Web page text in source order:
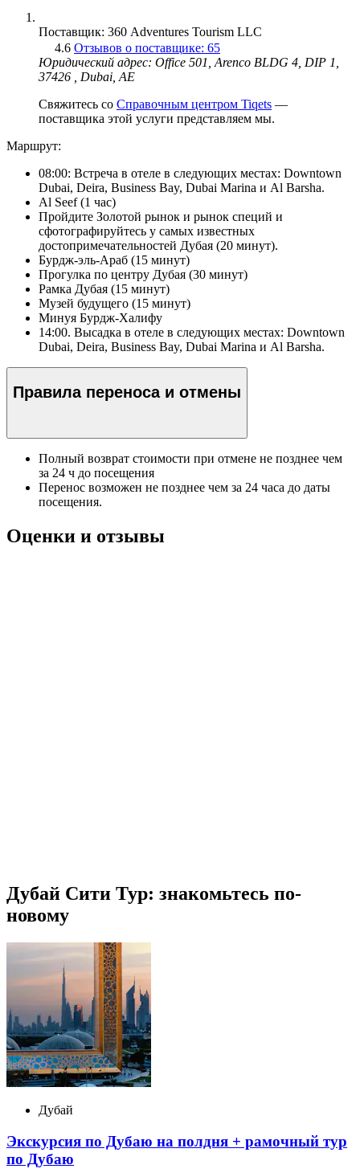
Поставщик: 360 Adventures Tourism LLC
4.6 Отзывов о поставщике: 65
Юридический адрес: Office 501, Arenco BLDG 4, DIP 1,
37426 , Dubai, AE
Свяжитесь со Справочным центром Tiqets —
поставщика этой услуги представляем мы.
Маршрут:
08:00: Встреча в отеле в следующих местах: Downtown
Dubai, Deira, Business Bay, Dubai Marina и Al Barsha.
Al Seef (1 час)
Пройдите Золотой рынок и рынок специй и
сфотографируйтесь у самых известных
достопримечательностей Дубая (20 минут).
Бурдж-эль-Араб (15 минут)
Прогулка по центру Дубая (30 минут)
Рамка Дубая (15 минут)
Музей будущего (15 минут)
Минуя Бурдж-Халифу
14:00. Высадка в отеле в следующих местах: Downtown
Dubai, Deira, Business Bay, Dubai Marina и Al Barsha.
Правила переноса и отмены
Полный возврат стоимости при отмене не позднее чем
за 24 ч до посещения
Перенос возможен не позднее чем за 24 часа до даты
посещения.
Оценки и отзывы
Дубай Сити Тур: знакомьтесь по-
новому
Дубай
Экскурсия по Дубаю на полдня + рамочный тур
по Дубаю